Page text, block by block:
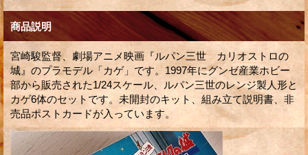
商品説明
宮崎駿監督、劇場アニメ映画『ルパン三世 カリオストロの
城』のプラモデル「カゲ」です。1997年にグンゼ産業ホビー
部から販売された1/24スケール、ルパン三世のレンジ製人形と
カゲ6体のセットです。未開封のキット、組み立て説明書、非
売品ポストカードが入っています。